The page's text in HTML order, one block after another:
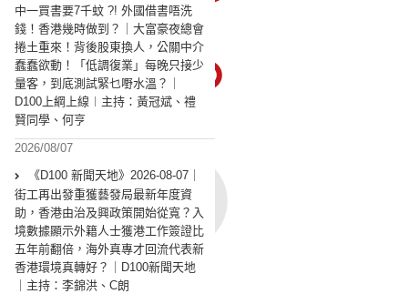
中一買書要7千蚊 ?! 外國借書唔洗
錢！香港幾時做到？｜大富豪夜總會
捲土重來！背後股東換人，公關中介
蠢蠢欲動！「低調復業」每晚只接少
量客，到底測試緊乜嘢水溫？｜
D100上綱上線︱主持：黃冠斌、禮
賢同學、何亨
2026/08/07
《D100 新聞天地》2026-08-07｜
街工再出發重獲藝發局最新年度資
助，香港由治及興政策開始從寬？入
境數據顯示外籍人士獲港工作簽證比
五年前翻倍，海外真專才回流代表新
香港環境真轉好？｜D100新聞天地
｜主持：李錦洪、C朗